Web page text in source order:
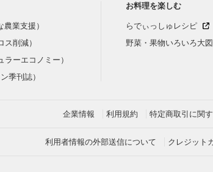
業支援）
削減）
ラーエコノミー）
季刊誌）
お料理を楽しむ
らでぃっしゅレシピ
野菜・果物いろいろ大
企業情報 利用規約 特定商取引に関
利用者情報の外部送信について クレジット